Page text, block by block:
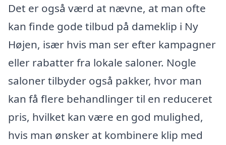
Det er også værd at nævne, at man ofte
kan finde gode tilbud på dameklip i Ny
Højen, især hvis man ser efter kampagner
eller rabatter fra lokale saloner. Nogle
saloner tilbyder også pakker, hvor man
kan få flere behandlinger til en reduceret
pris, hvilket kan være en god mulighed,
hvis man ønsker at kombinere klip med